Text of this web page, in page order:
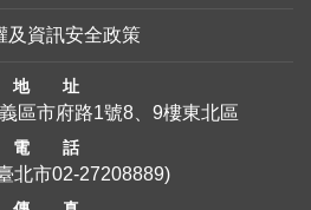
及資訊安全政策
地 址
區市府路1號8、9樓東北區
電 話
北市02-27208889)